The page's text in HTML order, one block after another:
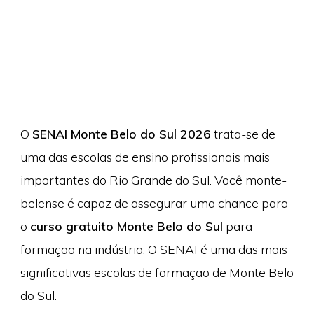
O SENAI Monte Belo do Sul 2026 trata-se de
uma das escolas de ensino profissionais mais
importantes do Rio Grande do Sul. Você monte-
belense é capaz de assegurar uma chance para
o curso gratuito Monte Belo do Sul para
formação na indústria. O SENAI é uma das mais
significativas escolas de formação de Monte Belo
do Sul.